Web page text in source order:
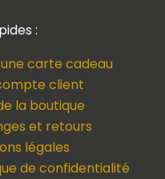
:
carte cadeau
client
la boutique
et retours
légales
de confidentialité